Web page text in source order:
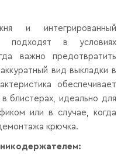
и интегрированный
подходят в условиях
важно предотвратить
вид выкладки в
обеспечивает
блистерах, идеально для
или в случае, когда
крючка.